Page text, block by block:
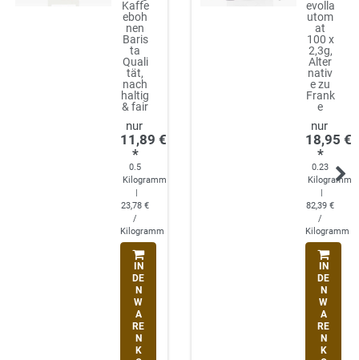
Kaffe
eboh
nen
Baris
ta
Quali
tät,
nach
haltig
& fair
11,89 €
*
0.5
Kilogramm
|
23,78 €
/
Kilogramm
IN
DE
N
W
A
RE
N
K
evolla
utom
at
100 x
2,3g,
Alter
nativ
e zu
Frank
e
18,95 €
*
0.23
Kilogramm
|
82,39 €
/
Kilogramm
IN
DE
N
W
A
RE
N
K